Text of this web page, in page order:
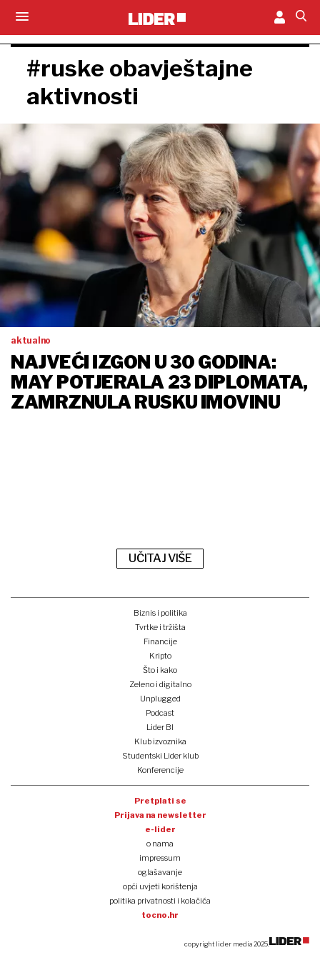
#ruske obavještajne
aktivnosti
aktualno
NAJVEĆI IZGON U 30 GODINA:
MAY POTJERALA 23 DIPLOMATA,
ZAMRZNULA RUSKU IMOVINU
UČITAJ VIŠE
Biznis i politika
Tvrtke i tržišta
Financije
Kripto
Što i kako
Zeleno i digitalno
Unplugged
Podcast
Lider BI
Klub izvoznika
Studentski Lider klub
Konferencije
Pretplati se
Prijava na newsletter
e-lider
o nama
impressum
oglašavanje
opći uvjeti korištenja
politika privatnosti i kolačića
tocno.hr
copyright lider media 2025.